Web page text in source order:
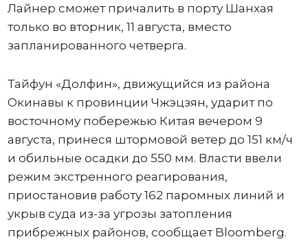
Лайнер сможет причалить в порту Шанхая
только во вторник, 11 августа, вместо
запланированного четверга.
Тайфун «Долфин», движущийся из района
Окинавы к провинции Чжэцзян, ударит по
восточному побережью Китая вечером 9
августа, принеся штормовой ветер до 151 км/ч
и обильные осадки до 550 мм. Власти ввели
режим экстренного реагирования,
приостановив работу 162 паромных линий и
укрыв суда из-за угрозы затопления
прибрежных районов, сообщает Bloomberg.